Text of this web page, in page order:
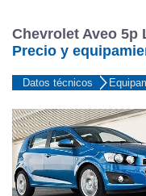
Chevrolet Aveo 5p
Precio y
Datos técnicos